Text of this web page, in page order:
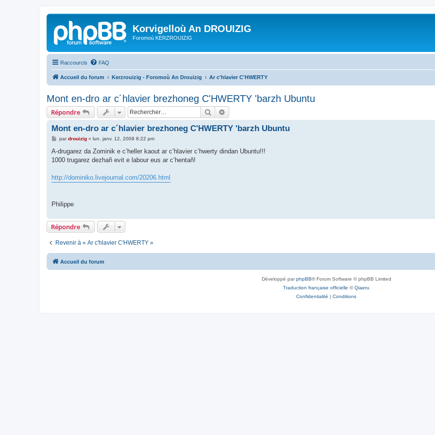
Korvigelloù An DROUIZIG
Foromoù KERZROUIZIG
Raccourcis FAQ
Accueil du forum Kerzrouizig - Foromoù An Drouizig Ar c'hlavier C'HWERTY
Mont en-dro ar c´hlavier brezhoneg C'HWERTY 'barzh Ubuntu
Répondre Rechercher
Mont en-dro ar c´hlavier brezhoneg C'HWERTY 'barzh Ubuntu
M
s
a
pardrouizig» lun. janv. 12, 2009 8:22 pm
A-drugarez da Zominik e c’heller kaout ar c’hlavier c’hwerty dindan Ubuntu!!!
1000 trugarez dezhañ evit e labour eus ar c’hentañ!
http://dominiko.livejournal.com/20206.html
Philippe
Répondre
Revenir à « Ar c'hlavier C'HWERTY »
Accueil du forum
Développé parphpBB® Forum Software © phpBB Limited
Traduction française officielle ©Qiaeru
Confidentialité | Conditions